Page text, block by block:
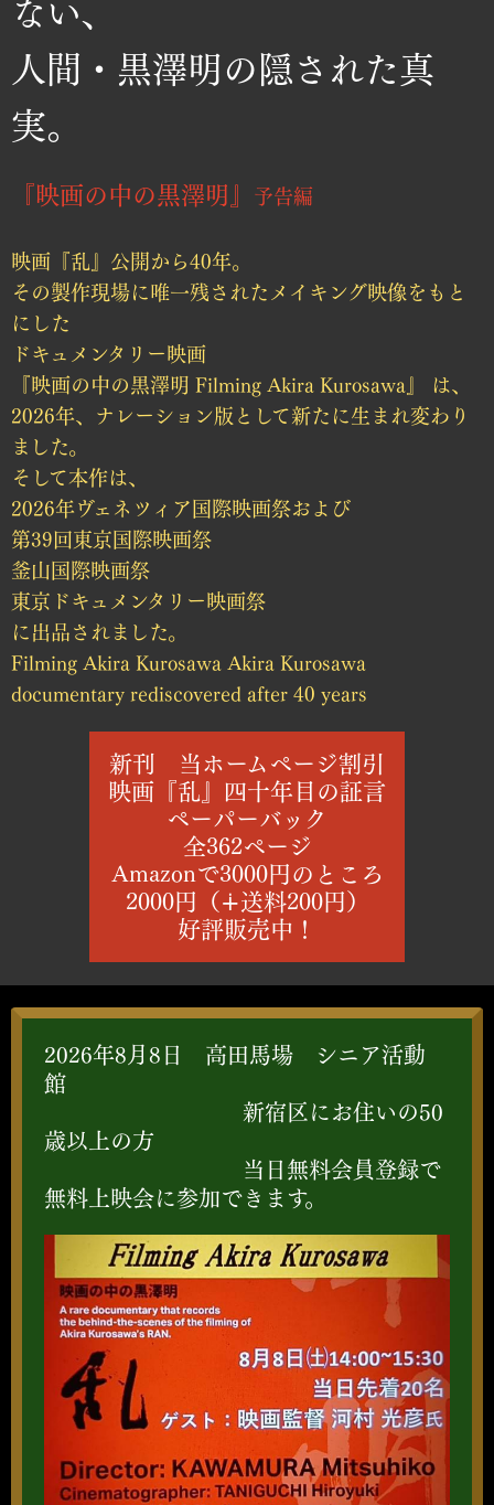
ない、
人間・黒澤明の隠された真
実。
『映画の中の黒澤明』 予告編
映画『乱』公開から40年。
その製作現場に唯一残されたメイキング映像をもと
にした
ドキュメンタリー映画
『映画の中の黒澤明 Filming Akira Kurosawa』 は、
2026年、ナレーション版として新たに生まれ変わり
ました。
そして本作は、
2026年ヴェネツィア国際映画祭および
第39回東京国際映画祭
釜山国際映画祭
東京ドキュメンタリー映画祭
に出品されました。
Filming Akira Kurosawa Akira Kurosawa
documentary rediscovered after 40 years
新刊 当ホームページ割引
映画『乱』四十年目の証言
ペーパーバック
全362ページ
Amazonで3000円のところ
2000円（∔送料200円）
好評販売中！
2026年8月8日 高田馬場 シニア活動
館
新宿区にお住いの50
歳以上の方
当日無料会員登録で
無料上映会に参加できます。